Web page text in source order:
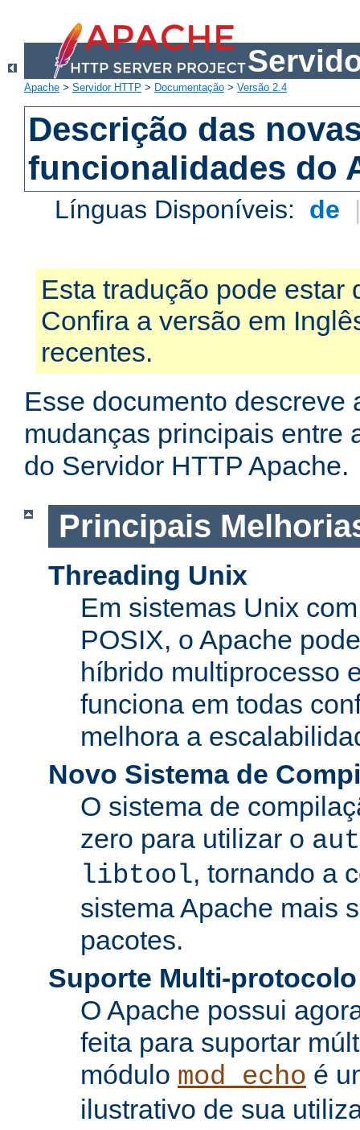
Apache > Servidor HTTP > Documentação > Versão 2.4
Descrição das
funcionalidades do
Línguas Disponíveis: de
Esta tradução pode estar
Confira a versão em
recentes.
Esse documento descreve
mudanças principais entre
do Servidor HTTP Apache.
Principais
Threading Unix
Em sistemas Unix
POSIX, o Apache
híbrido multiprocesso
funciona em todas
melhora a
Novo Sistema de
O sistema de
zero para utilizar o
libtool, tornando a
sistema Apache mais
pacotes.
Suporte Multi-protocolo
O Apache possui
feita para suportar
módulo mod_echo é
ilustrativo de sua